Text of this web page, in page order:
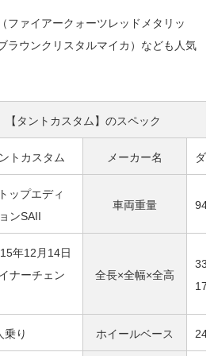
ファイアークォーツレッドメタリッ
ラウンクリスタルマイカ）なども人気
【タントカスタム】のスペック
トカスタム メーカー名 ダ
ップエディ
ンSAII
車両重量
年12月14日
ナーチェン
全長×全幅×全高
乗り ホイールベース